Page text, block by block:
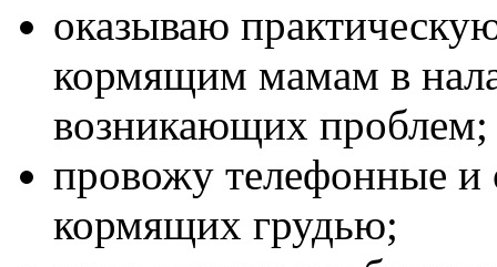
оказываю
кормящим мамам в
возникающих проблем;
провожу телефонные и
кормящих грудью;